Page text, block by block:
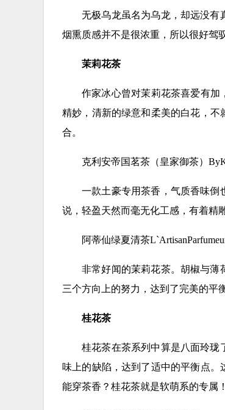
无极乌龙虽名为乌龙，却远没有
烟熏质感并不是很浓重，所以很好驾
茉莉花茶
作家冰心曾对茉莉花茶喜爱有加
精妙，清新的绿意和柔美的白花，不
合。
克利安帝国茗茶（皇家御茶）
一款土豪专用茶香，气质香味倒
说，轻盈天然而毫无化工感，有着精
阿蒂仙绿夏清茶
非常好闻的茉莉花茶。胡椒与薄
三个方向上的努力，达到了完美的平
桂花茶
桂花茶在茶系列中算是八面玲珑
味上的缺陷，达到了适中的平衡点
能穿茶香？桂花茶就是软萌系的专属！